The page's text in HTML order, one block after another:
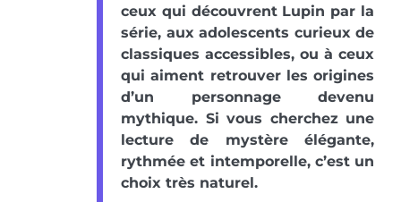
ceux qui découvrent Lupin par la
série, aux adolescents curieux de
classiques accessibles, ou à ceux
qui aiment retrouver les origines
d’un personnage devenu
mythique. Si vous cherchez une
lecture de mystère élégante,
rythmée et intemporelle, c’est un
choix très naturel.